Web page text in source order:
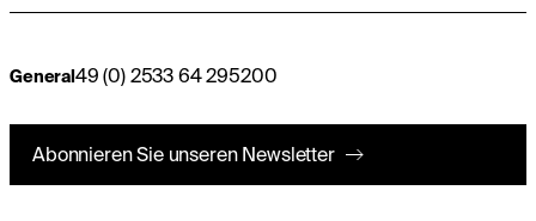
General49 (0) 2533 64 295200
Abonnieren Sie unseren Newsletter